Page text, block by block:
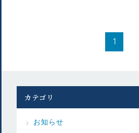
1
カテゴリ
お知らせ